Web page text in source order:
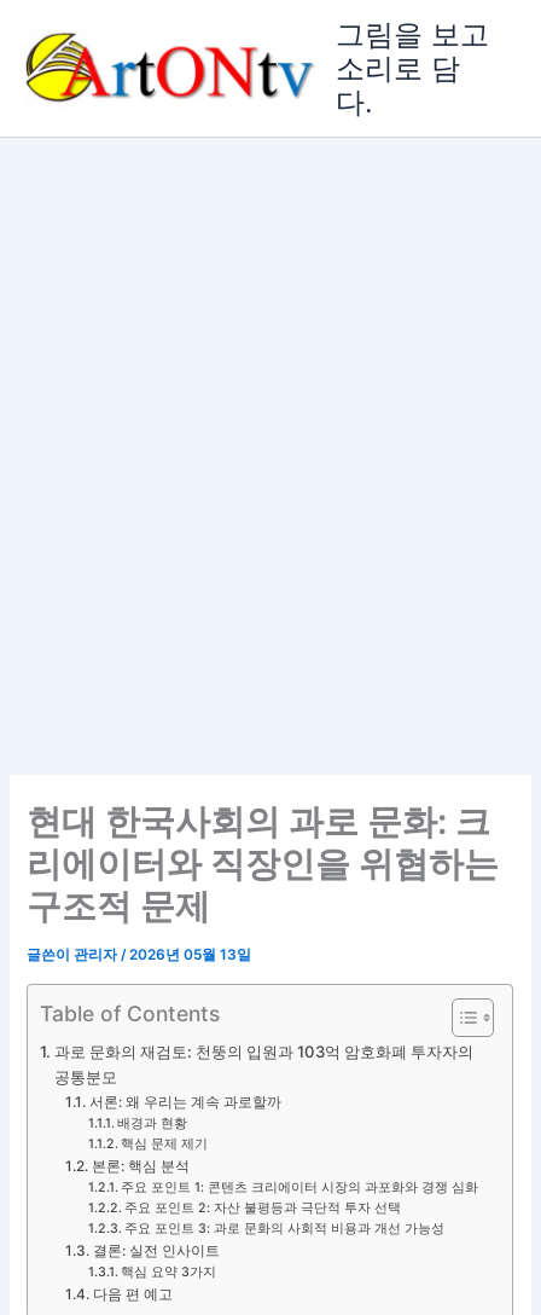
그림을 보고
소리로 담
다.
현대 한국사회의 과로 문화: 크
리에이터와 직장인을 위협하는
구조적 문제
글쓴이관리자/2026년 05월 13일
Table of Contents
과로 문화의 재검토: 천뚱의 입원과 103억 암호화폐 투자자의
공통분모
서론: 왜 우리는 계속 과로할까
배경과 현황
핵심 문제 제기
본론: 핵심 분석
주요 포인트 1: 콘텐츠 크리에이터 시장의 과포화와 경쟁 심화
주요 포인트 2: 자산 불평등과 극단적 투자 선택
주요 포인트 3: 과로 문화의 사회적 비용과 개선 가능성
결론: 실전 인사이트
핵심 요약 3가지
다음 편 예고